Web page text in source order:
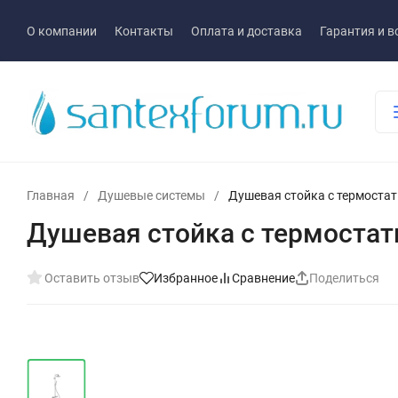
О компании Контакты Оплата и доставка Гарантия и
Главная / Душевые системы / Душевая стойка с
Душевая стойка с
Оставить отзыв Избранное Сравнение Поделиться